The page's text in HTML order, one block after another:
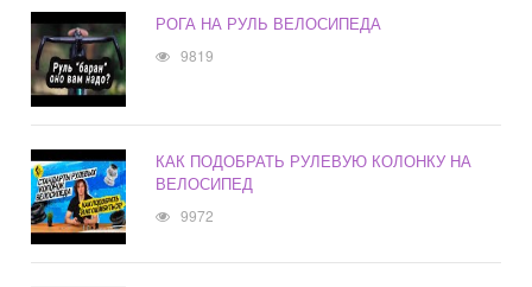
РОГА НА РУЛЬ ВЕЛОСИПЕДА
9819
КАК ПОДОБРАТЬ РУЛЕВУЮ КОЛОНКУ НА
ВЕЛОСИПЕД
9972